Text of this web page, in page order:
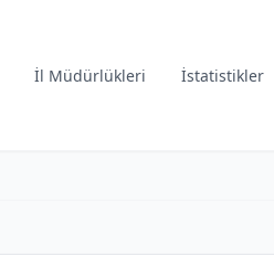
İl Müdürlükleri İstatistikler